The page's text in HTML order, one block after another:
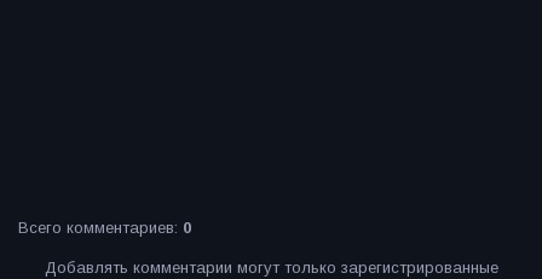
Всего комментариев: 0
Добавлять комментарии могут только зарегистрированные